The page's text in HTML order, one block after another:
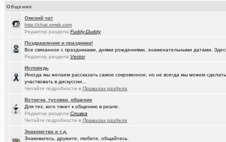
(5555)
!(5555)
.,. (DEMON) +9
Техника и другие товары с гарантией в наличии и под заказ
Brugmann,VEKA,Gealan - надёжные Балконы и Окна ПВХ в Омске.
Добро пожаловать! Принципы общения на Омском форуме!
Цифровое телевидение в Омске
Общение
Oмский чат
http://chat.omsk.com
Редактор раздела:Fuddy-Duddy
Поздравления и праздники!
Все связанное с праздниками, днями рождениями, знаменательными датами.
Редактор раздела:Vector
Исповедь
Иногда мы желаем рассказать самое сокровенное, но не всегда мы можем
участвовать в дискуссии...
Читайте подробности в Правилах раздела
Встречи, тусовки, общение
Для тех, кого тянет к общению в реале.
Редактор раздела:Сливка
Читайте подробности в Правилах раздела
Знакомства и т.д.
Знакомьтесь, дружите, любите, общайтесь.